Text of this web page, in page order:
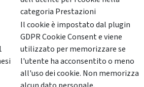
categoria Prestazioni
Il cookie è impostato dal plugin
GDPR Cookie Consent e viene
utilizzato per memorizzare se
l'utente ha acconsentito o meno
all'uso dei cookie. Non memorizza